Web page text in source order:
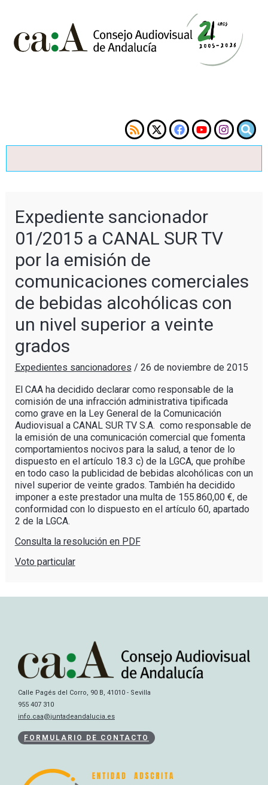
Expediente sancionador
01/2015 a CANAL SUR TV
por la emisión de
comunicaciones comerciales
de bebidas alcohólicas con
un nivel superior a veinte
grados
Expedientes sancionadores / 26 de noviembre de 2015
El CAA ha decidido declarar como responsable de la
comisión de una infracción administrativa tipificada
como grave en la Ley General de la Comunicación
Audiovisual a CANAL SUR TV S.A. como responsable de
la emisión de una comunicación comercial que fomenta
comportamientos nocivos para la salud, a tenor de lo
dispuesto en el artículo 18.3 c) de la LGCA, que prohíbe
en todo caso la publicidad de bebidas alcohólicas con un
nivel superior de veinte grados. También ha decidido
imponer a este prestador una multa de 155.860,00 €, de
conformidad con lo dispuesto en el artículo 60, apartado
2 de la LGCA.
Consulta la resolución en PDF
Voto particular
Calle Pagés del Corro, 90 B, 41010 - Sevilla
955 407 310
info.caa@juntadeandalucia.es
FORMULARIO DE CONTACTO